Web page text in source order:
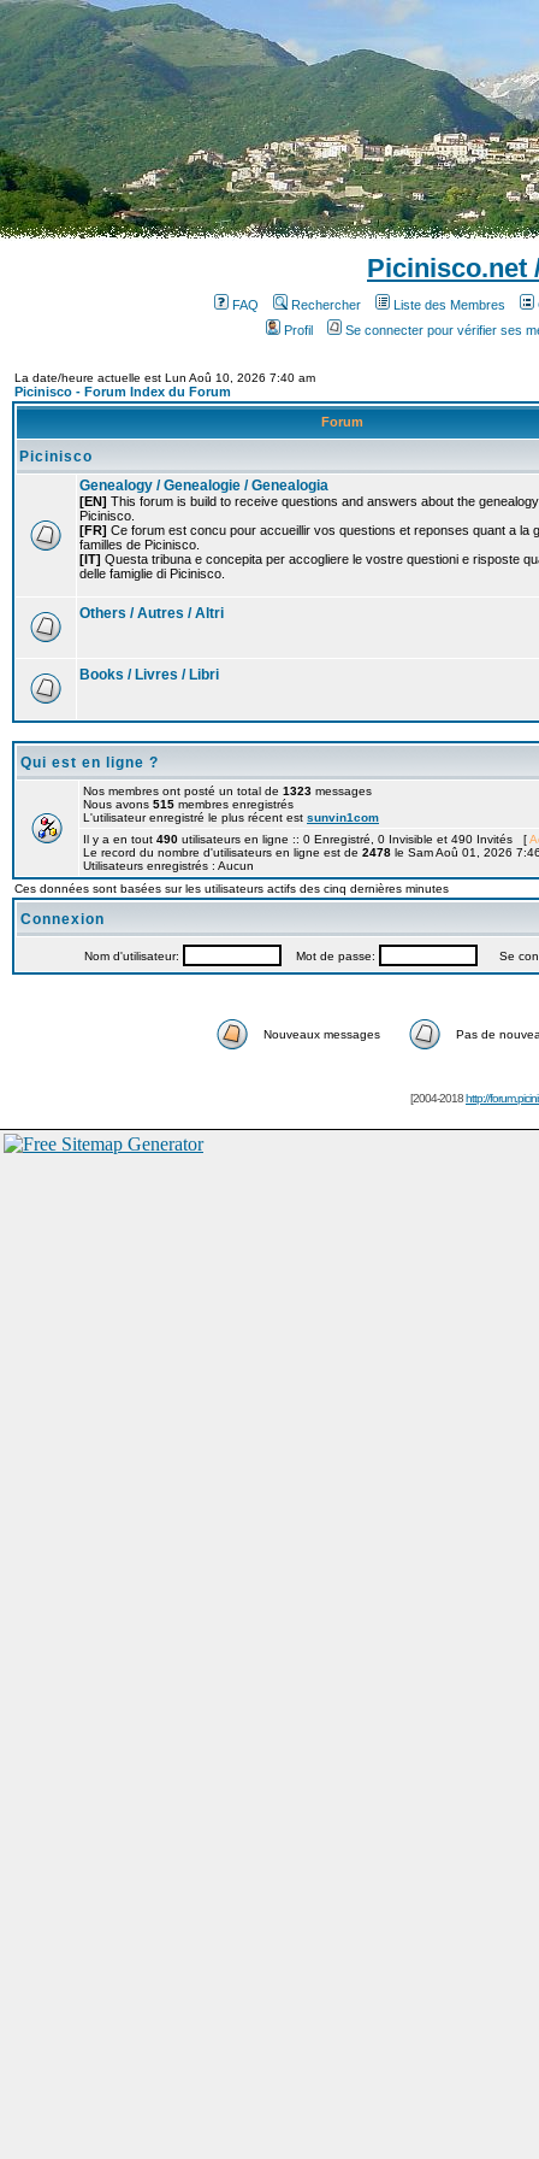
Picinisco.net
FAQ Rechercher Liste des Membres
Profil
Se connecter pour vérifier ses
La date/heure actuelle est Lun Aoû 10, 2026 7:40 am
Picinisco - Forum Index du Forum
Forum
Picinisco
Genealogy / Genealogie / Genealogia
[EN] This forum is build to receive questions and answers about the
Picinisco.
[FR] Ce forum est concu pour accueillir vos questions et reponses quant a la
familles de Picinisco.
[IT] Questa tribuna e concepita per accogliere le vostre questioni e risposte
delle famiglie di Picinisco.
Others / Autres / Altri
Books / Livres / Libri
Qui est en ligne ?
Nos membres ont posté un total de 1323 messages
Nous avons 515 membres enregistrés
L'utilisateur enregistré le plus récent est sunvin1com
Il y a en tout 490 utilisateurs en ligne :: 0 Enregistré, 0 Invisible et 490 Invités [
Le record du nombre d'utilisateurs en ligne est de 2478 le Sam Aoû 01, 2026
Utilisateurs enregistrés : Aucun
Ces données sont basées sur les utilisateurs actifs des cinq dernières minutes
Connexion
Nom d'utilisateur: Mot de passe: Se
Nouveaux messages Pas de
[2004-2018http://